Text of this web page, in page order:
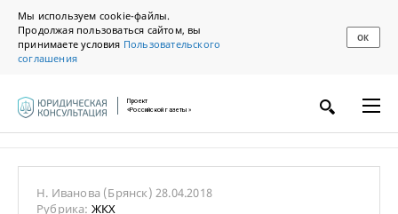
Мы используем cookie-файлы.
Продолжая пользоваться сайтом, вы
принимаете условия Пользовательского
соглашения
ОК
Проект
«Российской газеты»
Н. Иванова (Брянск)28.04.2018
Рубрика: ЖКХ